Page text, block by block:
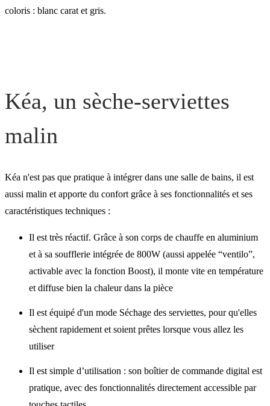
coloris : blanc carat et gris.
Kéa, un sèche-serviettes
malin
Kéa n'est pas que pratique à intégrer dans une salle de bains, il est
aussi malin et apporte du confort grâce à ses fonctionnalités et ses
caractéristiques techniques :
Il est très réactif. Grâce à son corps de chauffe en aluminium
et à sa soufflerie intégrée de 800W (aussi appelée “ventilo”,
activable avec la fonction Boost), il monte vite en température
et diffuse bien la chaleur dans la pièce
Il est équipé d'un mode Séchage des serviettes, pour qu'elles
sèchent rapidement et soient prêtes lorsque vous allez les
utiliser
Il est simple d’utilisation : son boîtier de commande digital est
pratique, avec des fonctionnalités directement accessible par